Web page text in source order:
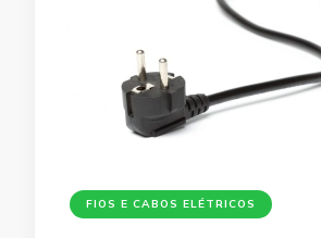
FIOS E CABOS ELÉTRICOS